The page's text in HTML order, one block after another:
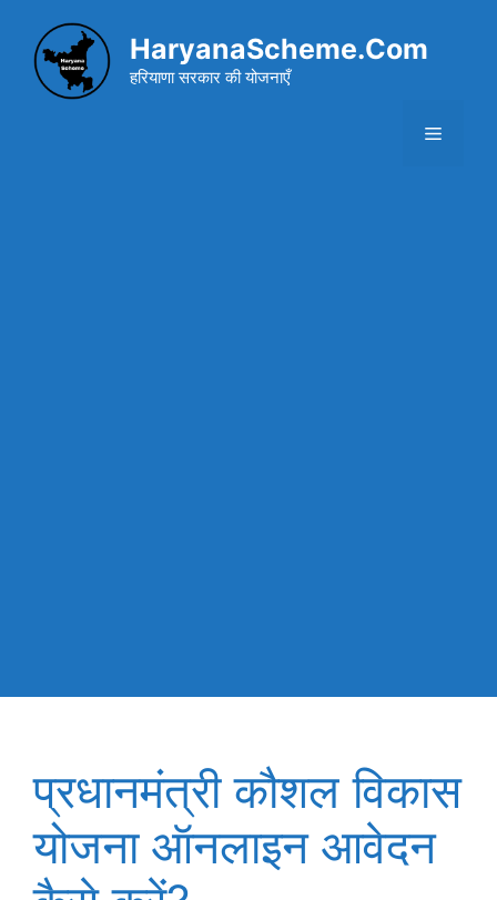
content
HaryanaScheme.Com
हरियाणा सरकार की योजनाएँ
Menu
प्रधानमंत्री कौशल विकास
योजना ऑनलाइन आवेदन